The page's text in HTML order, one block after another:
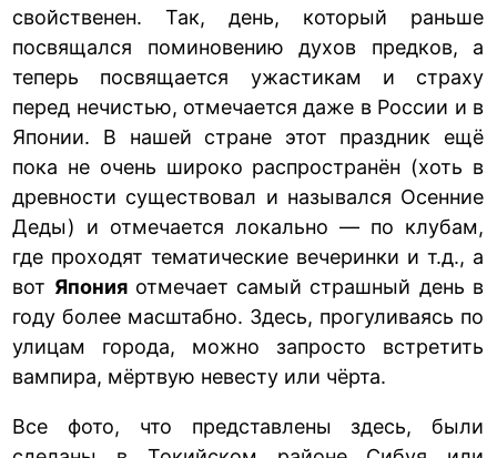
свойственен. Так, день, который раньше
посвящался поминовению духов предков, а
теперь посвящается ужастикам и страху
перед нечистью, отмечается даже в России и в
Японии. В нашей стране этот праздник ещё
пока не очень широко распространён (хоть в
древности существовал и назывался Осенние
Деды) и отмечается локально — по клубам,
где проходят тематические вечеринки и т.д., а
вот Японияотмечает самый страшный день в
году более масштабно. Здесь, прогуливаясь по
улицам города, можно запросто встретить
вампира, мёртвую невесту или чёрта.
Все фото, что представлены здесь, были